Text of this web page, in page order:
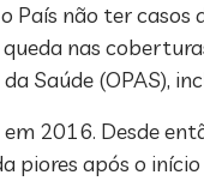
País não ter
nas
Saúde (OPAS),
2016. Desde
piores após o